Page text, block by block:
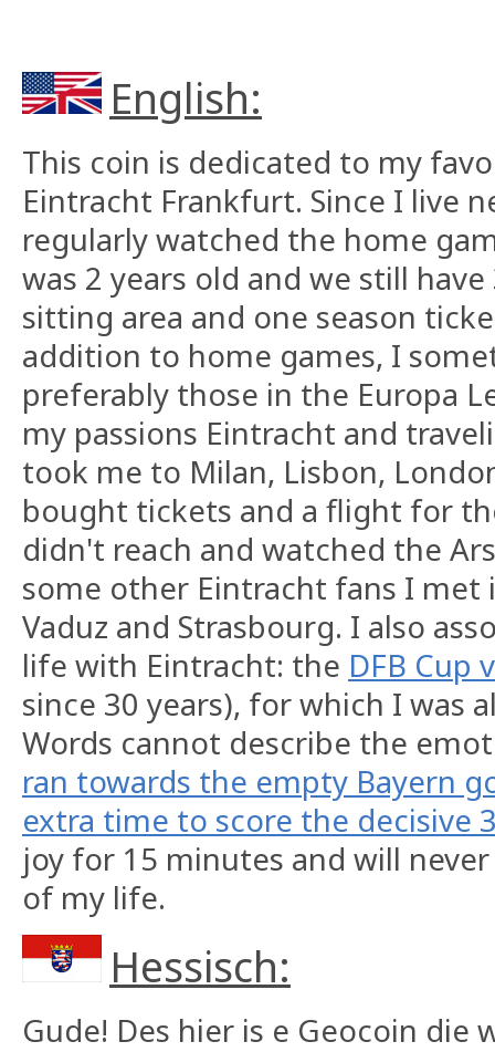
English:
This coin is dedicated to my
Eintracht Frankfurt. Since I live
regularly watched the home
was 2 years old and we still
sitting area and one season
addition to home games, I
preferably those in the Europa
my passions Eintracht and
took me to Milan, Lisbon,
bought tickets and a flight for
didn't reach and watched the
some other Eintracht fans I met
Vaduz and Strasbourg. I also
life with Eintracht: the DFB Cup
since 30 years), for which I was
Words cannot describe the
ran towards the empty Bayern
extra time to score the decisive
joy for 15 minutes and will
of my life.
Hessisch:
Gude! Des hier is e Geocoin die